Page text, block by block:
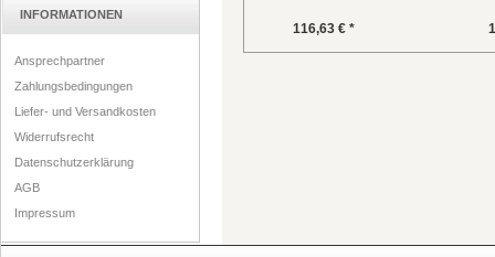
INFORMATIONEN
Ansprechpartner
Zahlungsbedingungen
Liefer- und Versandkosten
Widerrufsrecht
Datenschutzerklärung
AGB
Impressum
116,63 € *